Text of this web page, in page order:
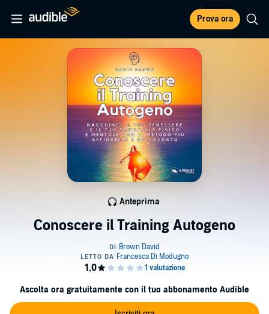
Prova ora
Conoscere il Training Autogeno
Anteprima
Ascolta ora gratuitamente con il tuo abbonamento Audible